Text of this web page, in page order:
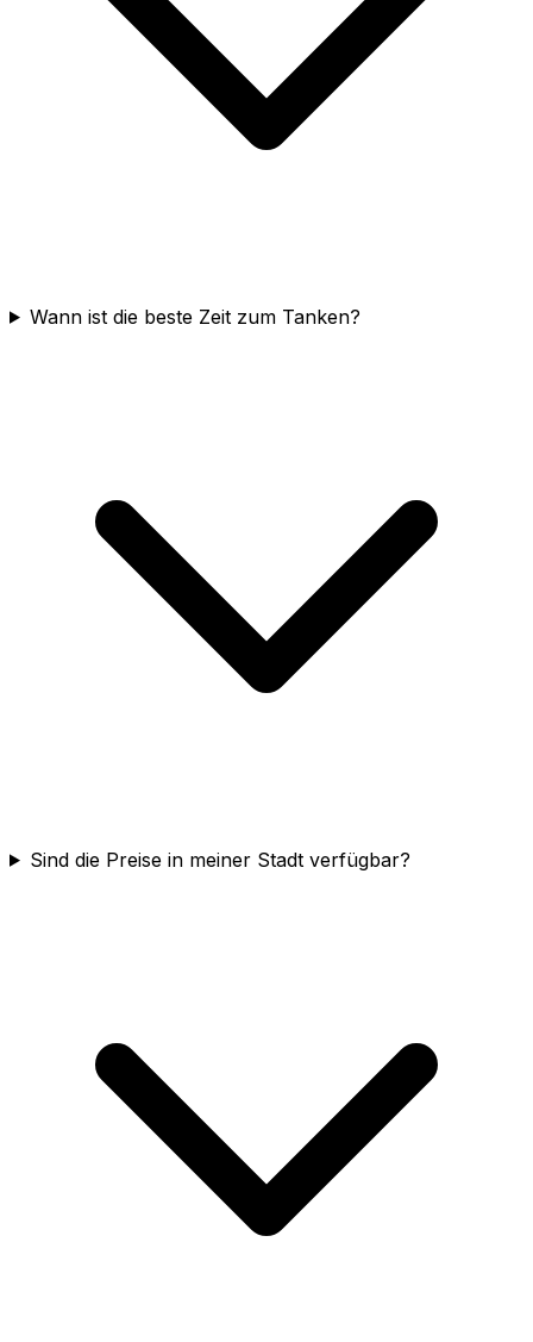
Wann ist die beste Zeit zum Tanken?
Sind die Preise in meiner Stadt verfügbar?